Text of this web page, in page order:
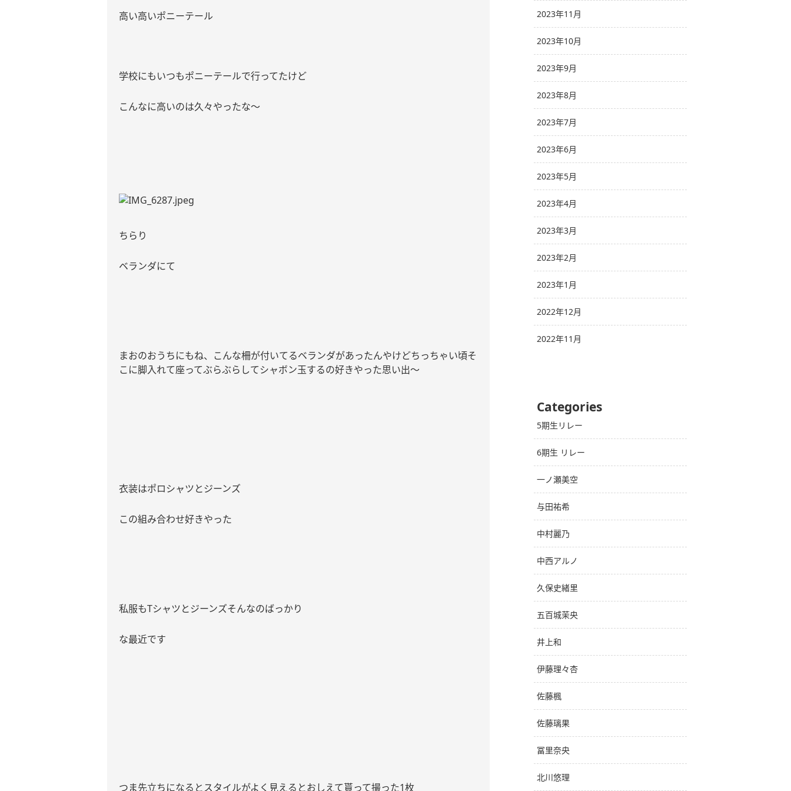
高い高いポニーテール
学校にもいつもポニーテールで行ってたけど
こんなに高いのは久々やったな〜
ちらり
ベランダにて
まおのおうちにもね、こんな柵が付いてるベランダがあったんやけどちっちゃい頃そ
こに脚入れて座ってぶらぶらしてシャボン玉するの好きやった思い出〜
衣装はポロシャツとジーンズ
この組み合わせ好きやった
私服もTシャツとジーンズそんなのばっかり
な最近です
つま先立ちになるとスタイルがよく見えるとおしえて貰って撮った1枚
2023年11月
2023年10月
2023年9月
2023年8月
2023年7月
2023年6月
2023年5月
2023年4月
2023年3月
2023年2月
2023年1月
2022年12月
2022年11月
Categories
5期生リレー
6期生 リレー
一ノ瀬美空
与田祐希
中村麗乃
中西アルノ
久保史緒里
五百城茉央
井上和
伊藤理々杏
佐藤楓
佐藤璃果
冨里奈央
北川悠理